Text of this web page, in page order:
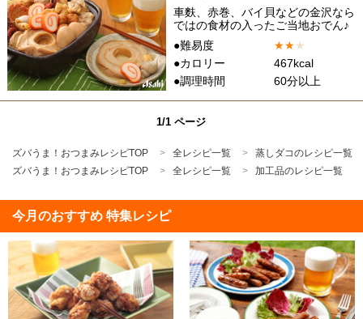
車麩、赤巻、バイ貝などの金沢なら
ではの食材の入ったご当地おでん♪
●難易度
★★★
●カロリー
467kcal
●調理時間
60分以上
1/1 ページ
ズバうま！おつまみレシピTOP 全レシピ一覧
蒸しダコのレシピ一覧
ズバうま！おつまみレシピTOP
全レシピ一覧 加工品のレシピ一覧
今月のおすすめ 特集レシピ